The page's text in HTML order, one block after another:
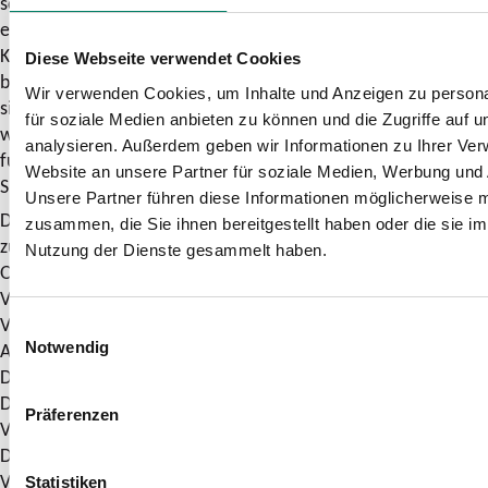
Diese Webseite verwendet Cookies
Wir verwenden Cookies, um Inhalte und Anzeigen zu
für soziale Medien anbieten zu können und die Zugriffe auf
analysieren. Außerdem geben wir Informationen zu Ihrer
Website an unsere Partner für soziale Medien, Werbung
Unsere Partner führen diese Informationen möglicherweise
zusammen, die Sie ihnen bereitgestellt haben oder die sie
Nutzung der Dienste gesammelt haben.
Einwilligungsauswahl
Notwendig
Präferenzen
Statistiken
erhoben. Die Erhebung, Verarbeitung und Nutzung der
Kundendaten erfolgen nur, soweit diese für die Bearbeitung
bzw. Beantwortung der Anfrage/Beschwerde erforderlich
sind. Die von Dir zur Verfügung gestellten Informationen
werden darüber hinaus genutzt, um repräsentative und
fundierte Aussagen zur Qualitäts- und Problementwicklung im
SPNV und ÖPNV treffen zu können.
Dein Einverständnis vorausgesetzt, leiten wir Deine Anfrage
zur Beantwortung gegebenenfalls an die zuständigen
Organisationen (z. B. SPNV-/ÖPNV-Aufgabenträger,
Verkehrsunternehmen, Eisenbahninfrastrukturunternehmen,
Verkehrsverbünde) weiter. Sollte das Ergebnis im
Ausnahmefall nicht zu Deiner Zufriedenheit ausfallen, kannst
Du Dich an die „Schlichtungsstelle Nahverkehr“ wenden.
Diese ist eine unabhängige Einrichtung der
Verbraucherzentrale Nordrhein-Westfalen, des Verbands
Deutscher Verkehrsunternehmen und von
Verkehrsunternehmen aus NRW. Beachte bitte, dass die